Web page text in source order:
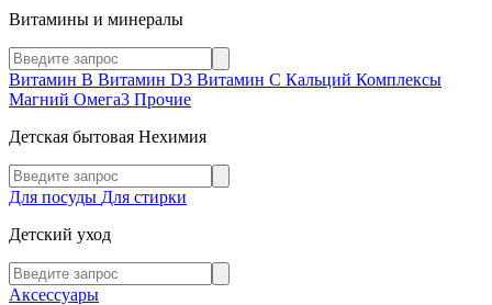
Витамины и минералы
Витамин В Витамин D3 Витамин С Кальций Комплексы
Магний Омега3 Прочие
Детская бытовая Нехимия
Для посуды Для стирки
Детский уход
Аксессуары